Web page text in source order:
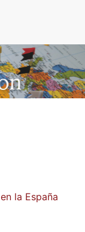
la España